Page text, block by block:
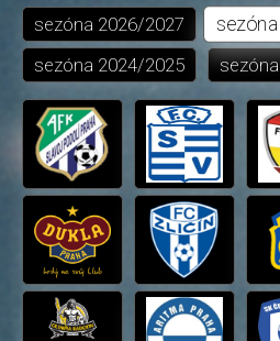
sezóna 2026/2027 sezóna
sezóna 2024/2025 sezóna